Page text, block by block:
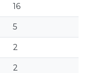
16
5
2
2